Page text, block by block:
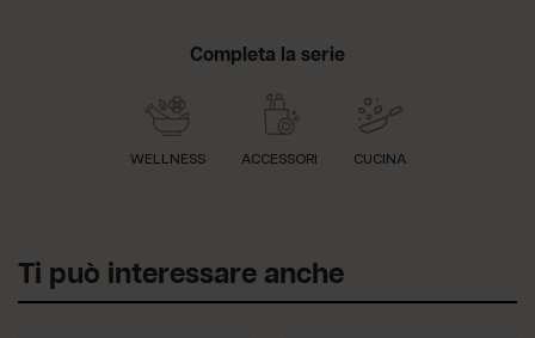
Completa la serie
WELLNESS ACCESSORI CUCINA
Ti può interessare anche